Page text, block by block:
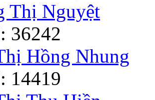
Thị Nguyệt
36242
Hồng Nhung
14419